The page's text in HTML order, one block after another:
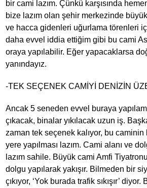
bir cami lazım. Çünkü karşısında
bize lazım olan şehir merkezinde
ve hacca gidenleri uğurlama törenleri
daha evvel iddia ettiğim gibi bu cami
oraya yapılabilir. Eğer yapacaklarsa
yanındayız.
-TEK SEÇENEK CAMİYİ DENİZİN
Ancak 5 seneden evvel buraya
çıkacak, binalar yıkılacak uzun iş.
zaman tek seçenek kalıyor, bu
yere yapılması lazım. Cami alanı ve
lazım sahile. Büyük cami Amfi
dolgu yapılarak yakışır. Bilmeden bir
çıkıyor, ‘Yok burada trafik sıkışır’